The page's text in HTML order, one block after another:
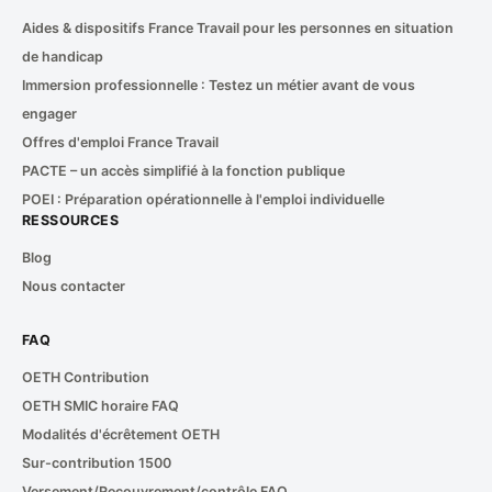
Aides & dispositifs France Travail pour les personnes en situation
de handicap
Immersion professionnelle : Testez un métier avant de vous
engager
Offres d'emploi France Travail
PACTE – un accès simplifié à la fonction publique
POEI : Préparation opérationnelle à l'emploi individuelle
RESSOURCES
Blog
Nous contacter
FAQ
OETH Contribution
OETH SMIC horaire FAQ
Modalités d'écrêtement OETH
Sur-contribution 1500